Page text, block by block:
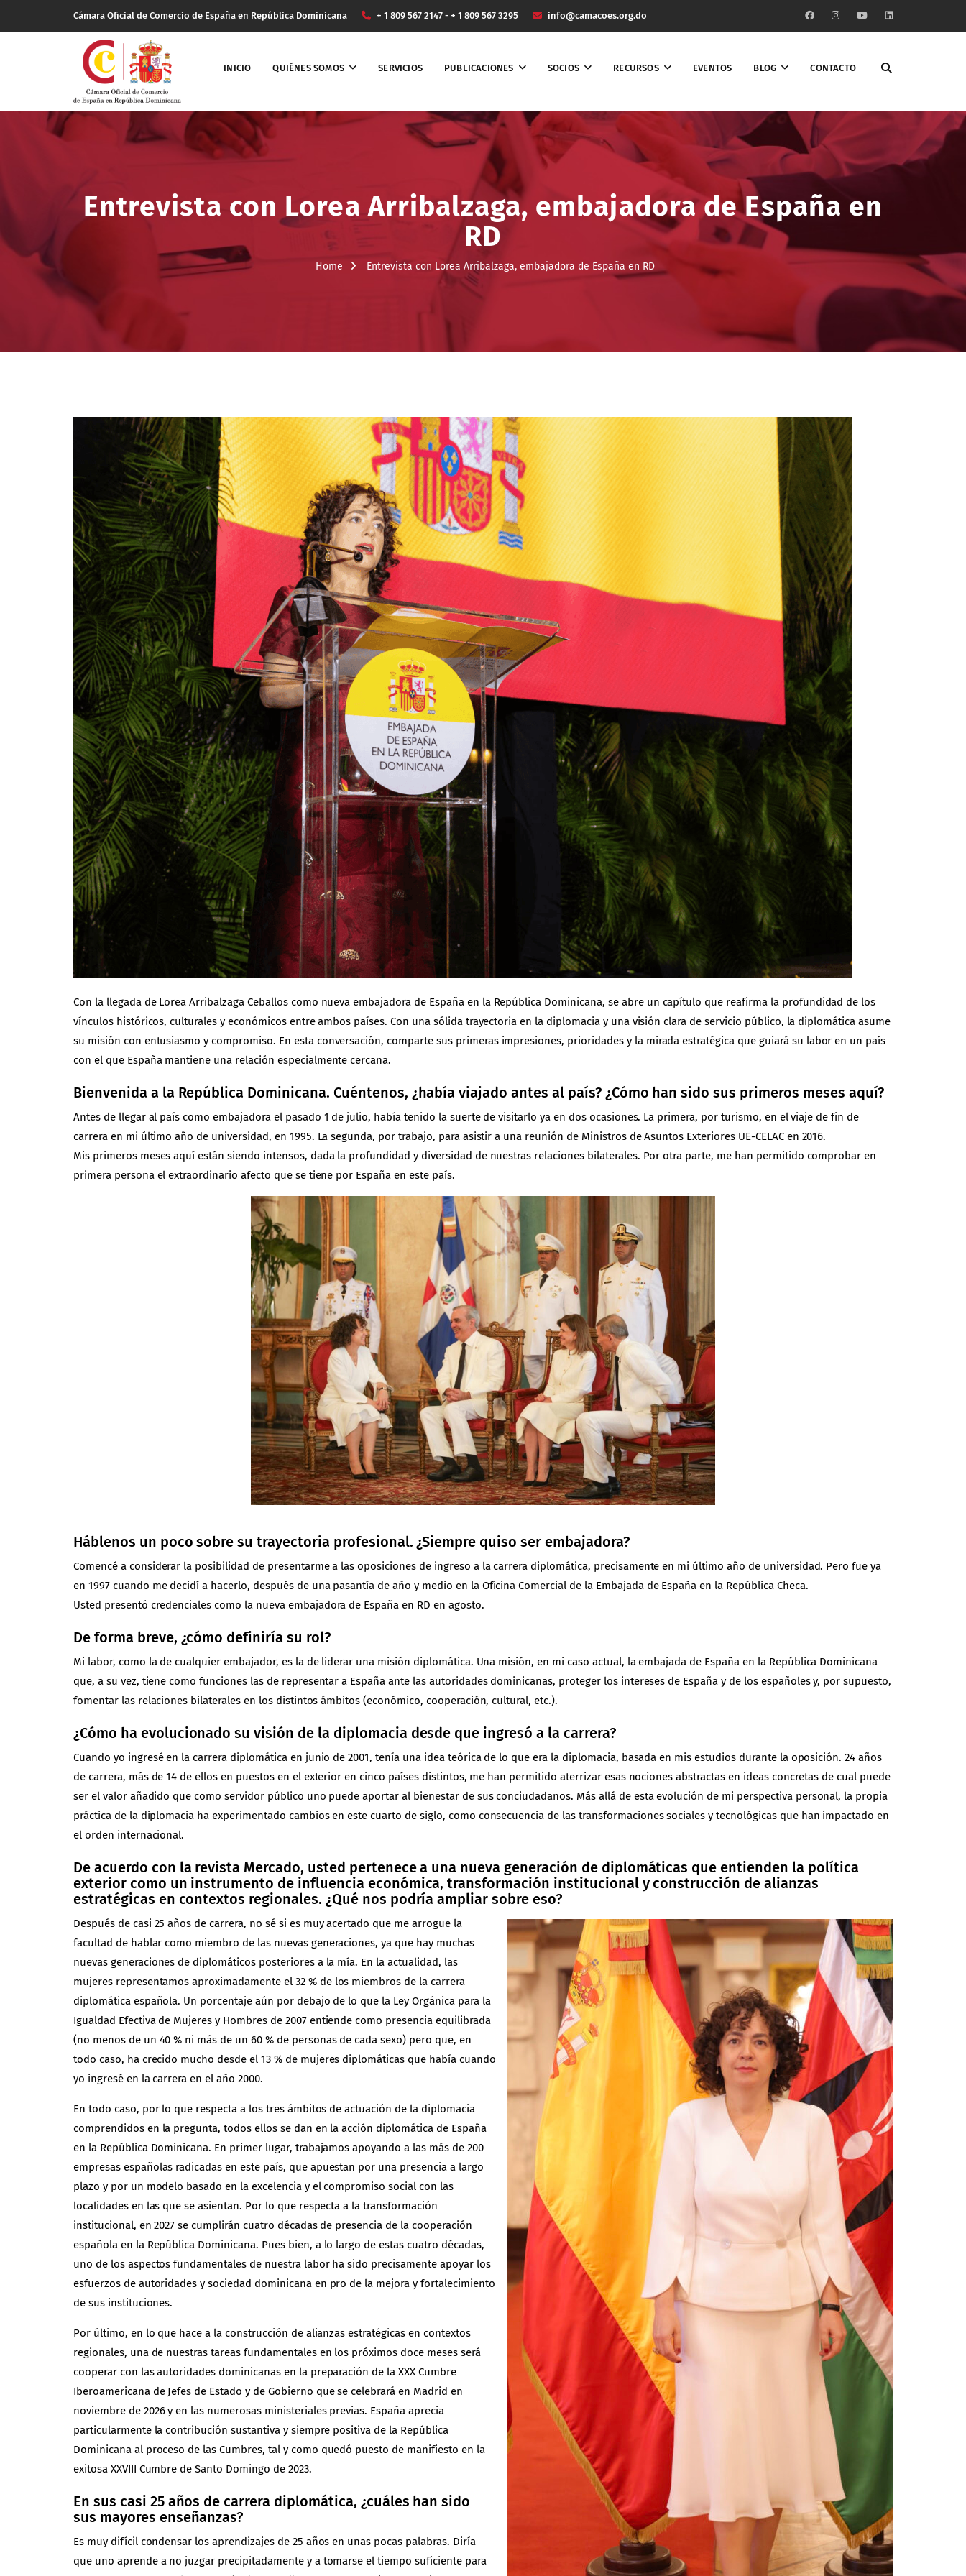
Cámara Oficial de Comercio de España en República Dominicana + 1 809 567 2147 - + 1 809 567 3295 info@camacoes.org.do
INICIO QUIÉNES SOMOS SERVICIOS PUBLICACIONES SOCIOS RECURSOS EVENTOS BLOG CONTACTO
Entrevista con Lorea Arribalzaga, embajadora de España en
RD
Home Entrevista con Lorea Arribalzaga, embajadora de España en RD
Con la llegada de Lorea Arribalzaga Ceballos como nueva embajadora de España en la República Dominicana, se abre un capítulo que reafirma la profundidad de los
vínculos históricos, culturales y económicos entre ambos países. Con una sólida trayectoria en la diplomacia y una visión clara de servicio público, la diplomática asume
su misión con entusiasmo y compromiso. En esta conversación, comparte sus primeras impresiones, prioridades y la mirada estratégica que guiará su labor en un país
con el que España mantiene una relación especialmente cercana.
Bienvenida a la República Dominicana. Cuéntenos, ¿había viajado antes al país? ¿Cómo han sido sus primeros meses aquí?
Antes de llegar al país como embajadora el pasado 1 de julio, había tenido la suerte de visitarlo ya en dos ocasiones. La primera, por turismo, en el viaje de fin de
carrera en mi último año de universidad, en 1995. La segunda, por trabajo, para asistir a una reunión de Ministros de Asuntos Exteriores UE-CELAC en 2016.
Mis primeros meses aquí están siendo intensos, dada la profundidad y diversidad de nuestras relaciones bilaterales. Por otra parte, me han permitido comprobar en
primera persona el extraordinario afecto que se tiene por España en este país.
Háblenos un poco sobre su trayectoria profesional. ¿Siempre quiso ser embajadora?
Comencé a considerar la posibilidad de presentarme a las oposiciones de ingreso a la carrera diplomática, precisamente en mi último año de universidad. Pero fue ya
en 1997 cuando me decidí a hacerlo, después de una pasantía de año y medio en la Oficina Comercial de la Embajada de España en la República Checa.
Usted presentó credenciales como la nueva embajadora de España en RD en agosto.
De forma breve, ¿cómo definiría su rol?
Mi labor, como la de cualquier embajador, es la de liderar una misión diplomática. Una misión, en mi caso actual, la embajada de España en la República Dominicana
que, a su vez, tiene como funciones las de representar a España ante las autoridades dominicanas, proteger los intereses de España y de los españoles y, por supuesto,
fomentar las relaciones bilaterales en los distintos ámbitos (económico, cooperación, cultural, etc.).
¿Cómo ha evolucionado su visión de la diplomacia desde que ingresó a la carrera?
Cuando yo ingresé en la carrera diplomática en junio de 2001, tenía una idea teórica de lo que era la diplomacia, basada en mis estudios durante la oposición. 24 años
de carrera, más de 14 de ellos en puestos en el exterior en cinco países distintos, me han permitido aterrizar esas nociones abstractas en ideas concretas de cual puede
ser el valor añadido que como servidor público uno puede aportar al bienestar de sus conciudadanos. Más allá de esta evolución de mi perspectiva personal, la propia
práctica de la diplomacia ha experimentado cambios en este cuarto de siglo, como consecuencia de las transformaciones sociales y tecnológicas que han impactado en
el orden internacional.
De acuerdo con la revista Mercado, usted pertenece a una nueva generación de diplomáticas que entienden la política
exterior como un instrumento de influencia económica, transformación institucional y construcción de alianzas
estratégicas en contextos regionales. ¿Qué nos podría ampliar sobre eso?
Después de casi 25 años de carrera, no sé si es muy acertado que me arrogue la
facultad de hablar como miembro de las nuevas generaciones, ya que hay muchas
nuevas generaciones de diplomáticos posteriores a la mía. En la actualidad, las
mujeres representamos aproximadamente el 32 % de los miembros de la carrera
diplomática española. Un porcentaje aún por debajo de lo que la Ley Orgánica para la
Igualdad Efectiva de Mujeres y Hombres de 2007 entiende como presencia equilibrada
(no menos de un 40 % ni más de un 60 % de personas de cada sexo) pero que, en
todo caso, ha crecido mucho desde el 13 % de mujeres diplomáticas que había cuando
yo ingresé en la carrera en el año 2000.
En todo caso, por lo que respecta a los tres ámbitos de actuación de la diplomacia
comprendidos en la pregunta, todos ellos se dan en la acción diplomática de España
en la República Dominicana. En primer lugar, trabajamos apoyando a las más de 200
empresas españolas radicadas en este país, que apuestan por una presencia a largo
plazo y por un modelo basado en la excelencia y el compromiso social con las
localidades en las que se asientan. Por lo que respecta a la transformación
institucional, en 2027 se cumplirán cuatro décadas de presencia de la cooperación
española en la República Dominicana. Pues bien, a lo largo de estas cuatro décadas,
uno de los aspectos fundamentales de nuestra labor ha sido precisamente apoyar los
esfuerzos de autoridades y sociedad dominicana en pro de la mejora y fortalecimiento
de sus instituciones.
Por último, en lo que hace a la construcción de alianzas estratégicas en contextos
regionales, una de nuestras tareas fundamentales en los próximos doce meses será
cooperar con las autoridades dominicanas en la preparación de la XXX Cumbre
Iberoamericana de Jefes de Estado y de Gobierno que se celebrará en Madrid en
noviembre de 2026 y en las numerosas ministeriales previas. España aprecia
particularmente la contribución sustantiva y siempre positiva de la República
Dominicana al proceso de las Cumbres, tal y como quedó puesto de manifiesto en la
exitosa XXVIII Cumbre de Santo Domingo de 2023.
En sus casi 25 años de carrera diplomática, ¿cuáles han sido
sus mayores enseñanzas?
Es muy difícil condensar los aprendizajes de 25 años en unas pocas palabras. Diría
que uno aprende a no juzgar precipitadamente y a tomarse el tiempo suficiente para